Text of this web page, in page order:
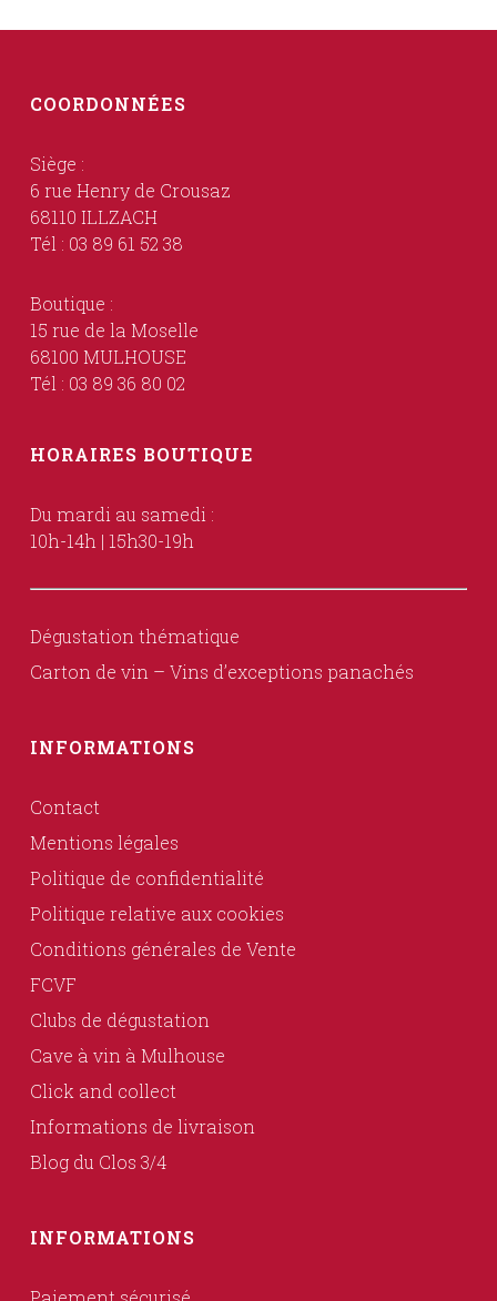
COORDONNÉES
Siège :
6 rue Henry de Crousaz
68110 ILLZACH
Tél : 03 89 61 52 38
Boutique :
15 rue de la Moselle
68100 MULHOUSE
Tél : 03 89 36 80 02
HORAIRES BOUTIQUE
Du mardi au samedi :
10h-14h | 15h30-19h
Dégustation thématique
Carton de vin – Vins d’exceptions panachés
INFORMATIONS
Contact
Mentions légales
Politique de confidentialité
Politique relative aux cookies
Conditions générales de Vente
FCVF
Clubs de dégustation
Cave à vin à Mulhouse
Click and collect
Informations de livraison
Blog du Clos 3/4
INFORMATIONS